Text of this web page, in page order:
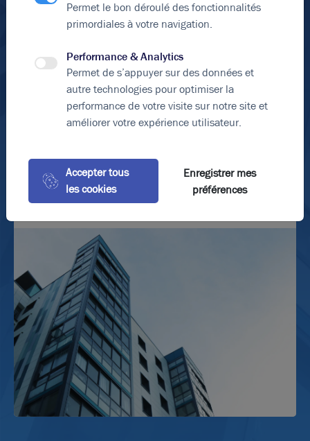
DECINES-CHARPIEU 69150
MEYZIEU 69330
CHASSIEU 69680
SAINT-PRIEST 69800
En soumettant ce formulaire, j'accepte que les
informations saisies soient exploitées dans le cadre de
ma demande et de la relation commerciale qui peut en
découler.
*Éléments obligatoires
Envoyer le formulaire
Permet le bon déroulé des fonctionnalités
primordiales à votre navigation.
Performance & Analytics
Permet de s’appuyer sur des données et
autre technologies pour optimiser la
performance de votre visite sur notre site et
améliorer votre expérience utilisateur.
Accepter tous
les cookies
Enregistrer mes
préférences